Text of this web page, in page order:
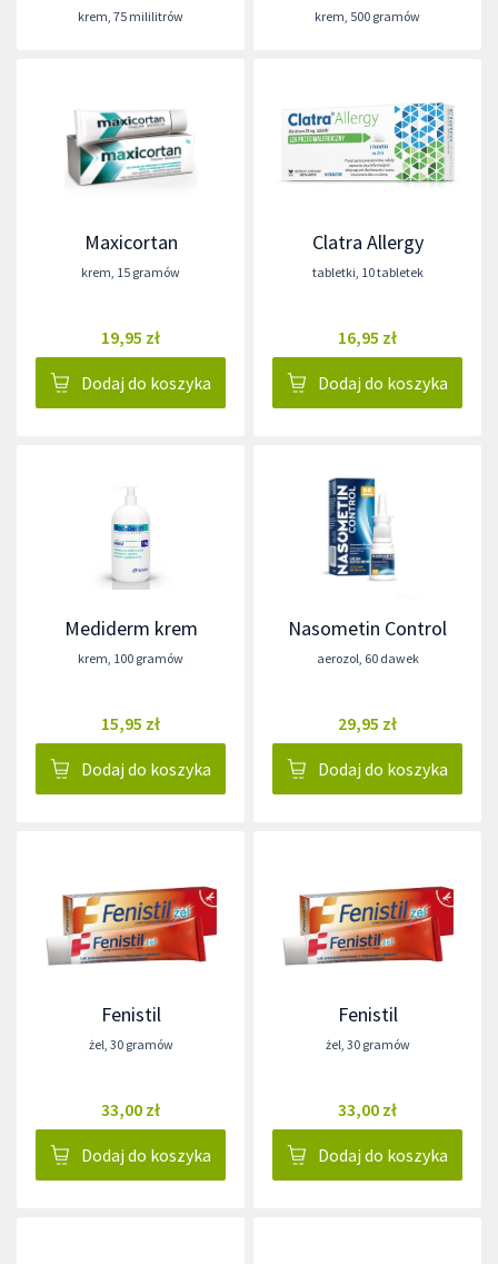
krem 75 mililitrów krem 500 gramów
Maxicortan
krem 15 gramów
19,95 zł
Dodaj do koszyka
Clatra Allergy
tabletki 10 tabletek
16,95 zł
Dodaj do koszyka
Mediderm krem
krem 100 gramów
15,95 zł
Dodaj do koszyka
Nasometin Control
aerozol 60 dawek
29,95 zł
Dodaj do koszyka
Fenistil
żel 30 gramów
33,00 zł
Dodaj do koszyka
Fenistil
żel 30 gramów
33,00 zł
Dodaj do koszyka